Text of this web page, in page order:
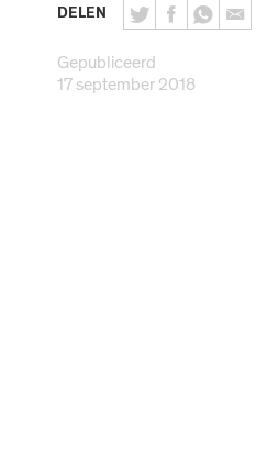
DELEN
Gepubliceerd
17 september 2018